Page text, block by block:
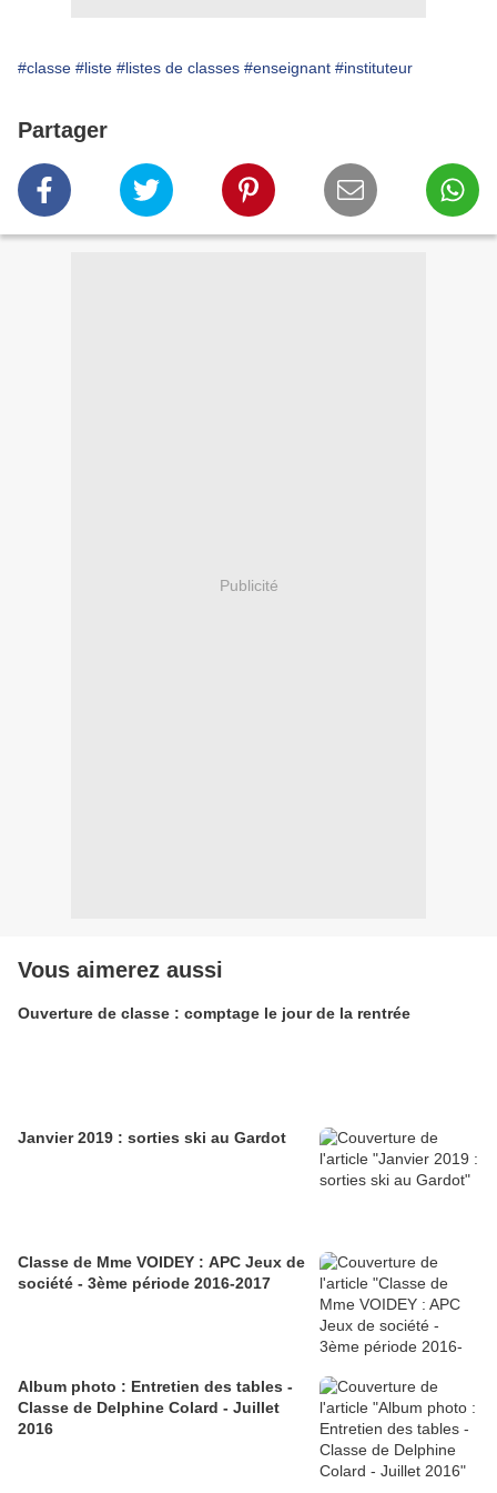
#classe #liste #listes de classes #enseignant #instituteur
Partager
Publicité
Vous aimerez aussi
Ouverture de classe : comptage le jour de la rentrée
Janvier 2019 : sorties ski au Gardot
Classe de Mme VOIDEY : APC Jeux de
société - 3ème période 2016-2017
Album photo : Entretien des tables -
Classe de Delphine Colard - Juillet
2016